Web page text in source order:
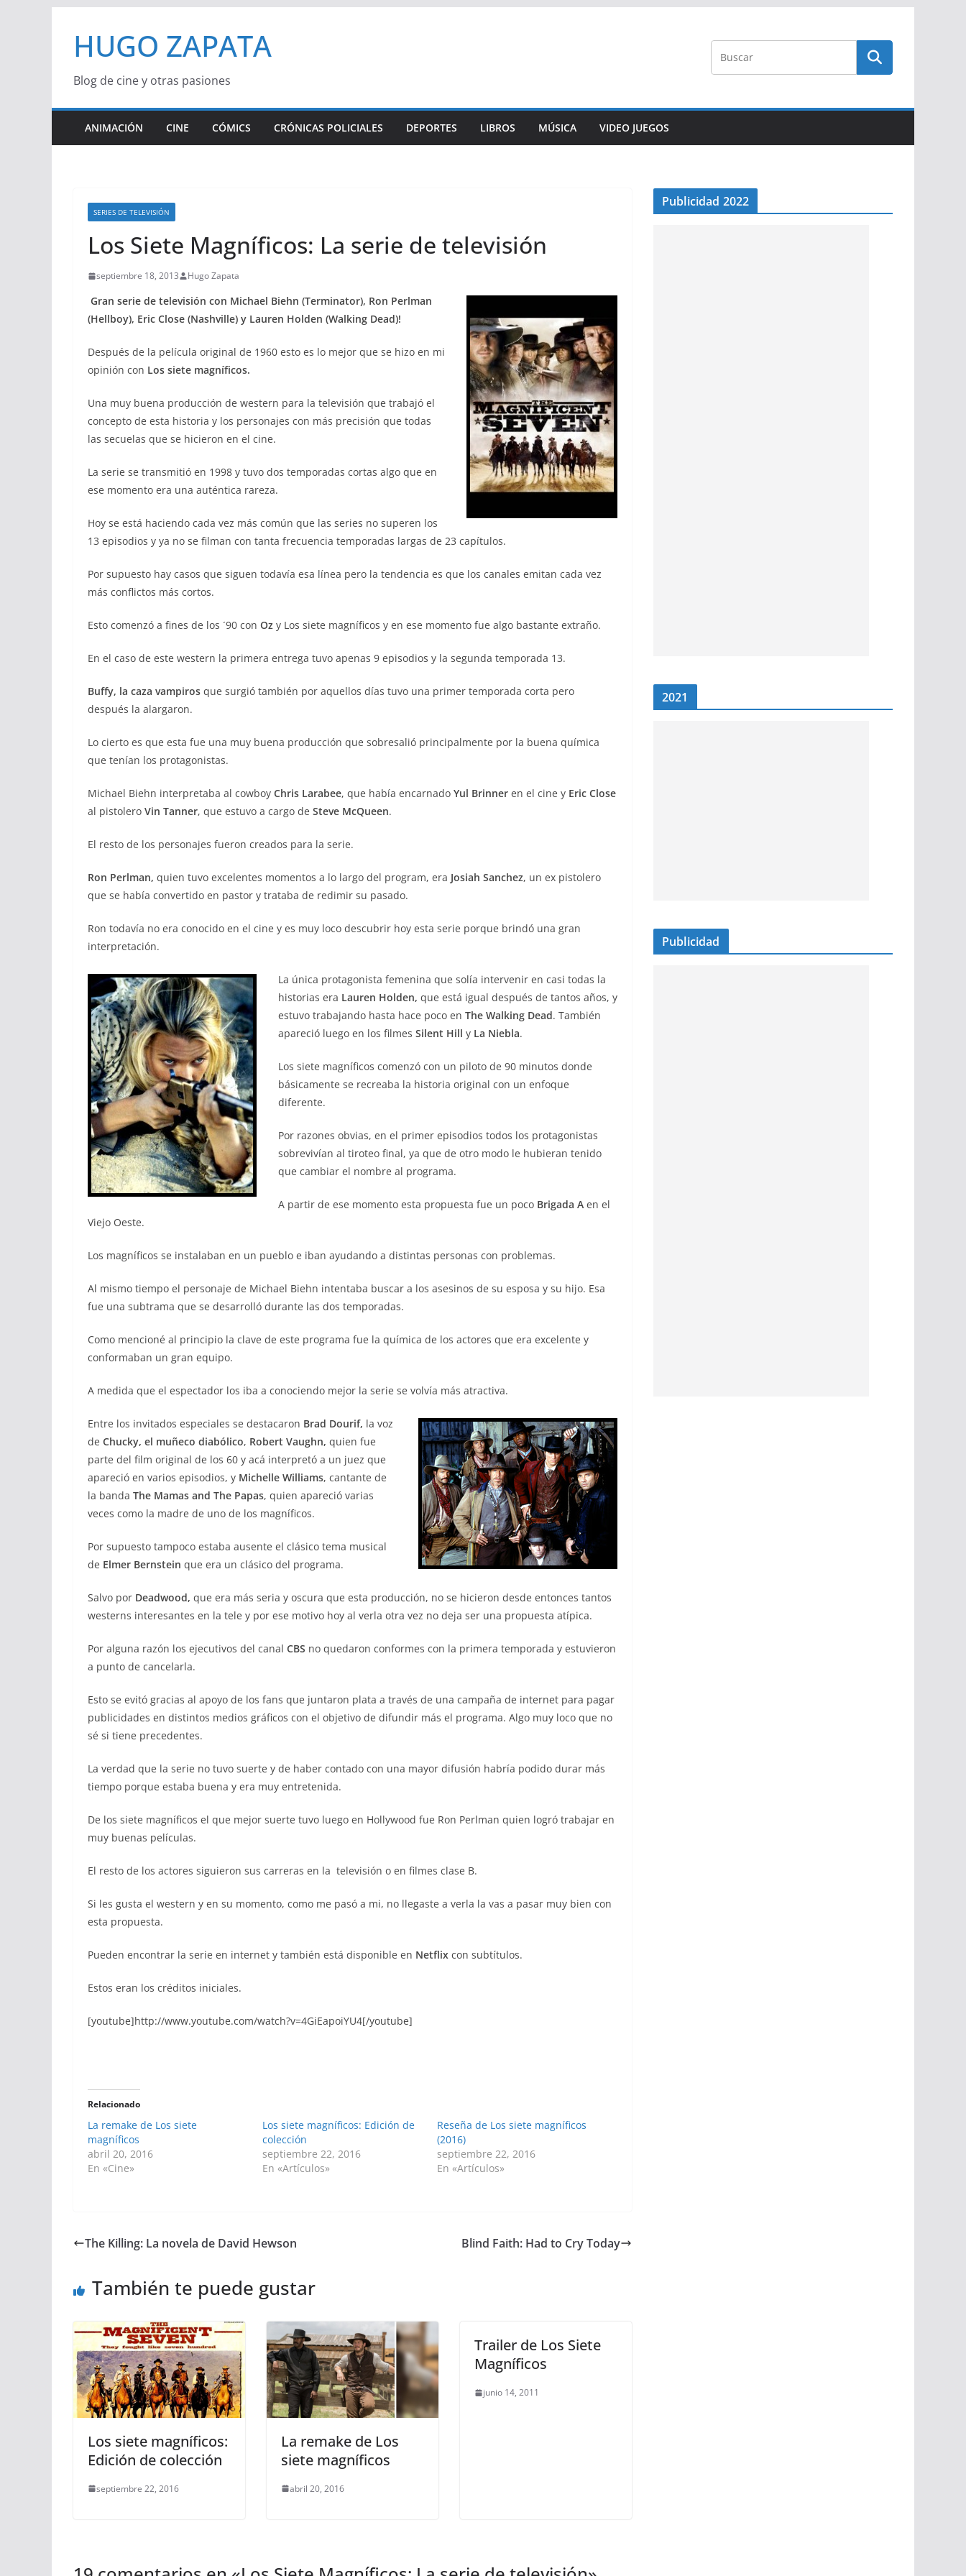
contenido
HUGO ZAPATA
Blog de cine y otras pasiones
ANIMACIÓN CINE CÓMICS CRÓNICAS POLICIALES DEPORTES LIBROS MÚSICA VIDEO JUEGOS
SERIES DE TELEVISIÓN
Los Siete Magníficos: La serie de televisión
septiembre 18, 2013 Hugo Zapata
Gran serie de televisión con Michael Biehn (Terminator), Ron Perlman
(Hellboy), Eric Close (Nashville) y Lauren Holden (Walking Dead)!
Después de la película original de 1960 esto es lo mejor que se hizo en mi
opinión con Los siete magníficos.
Una muy buena producción de western para la televisión que trabajó el
concepto de esta historia y los personajes con más precisión que todas
las secuelas que se hicieron en el cine.
La serie se transmitió en 1998 y tuvo dos temporadas cortas algo que en
ese momento era una auténtica rareza.
Hoy se está haciendo cada vez más común que las series no superen los
13 episodios y ya no se filman con tanta frecuencia temporadas largas de 23 capítulos.
Por supuesto hay casos que siguen todavía esa línea pero la tendencia es que los canales emitan cada vez
más conflictos más cortos.
Esto comenzó a fines de los ´90 con Oz y Los siete magníficos y en ese momento fue algo bastante extraño.
En el caso de este western la primera entrega tuvo apenas 9 episodios y la segunda temporada 13.
Buffy, la caza vampiros que surgió también por aquellos días tuvo una primer temporada corta pero
después la alargaron.
Lo cierto es que esta fue una muy buena producción que sobresalió principalmente por la buena química
que tenían los protagonistas.
Michael Biehn interpretaba al cowboy Chris Larabee, que había encarnado Yul Brinner en el cine y Eric Close
al pistolero Vin Tanner, que estuvo a cargo de Steve McQueen.
El resto de los personajes fueron creados para la serie.
Ron Perlman, quien tuvo excelentes momentos a lo largo del program, era Josiah Sanchez, un ex pistolero
que se había convertido en pastor y trataba de redimir su pasado.
Ron todavía no era conocido en el cine y es muy loco descubrir hoy esta serie porque brindó una gran
interpretación.
La única protagonista femenina que solía intervenir en casi todas la
historias era Lauren Holden, que está igual después de tantos años, y
estuvo trabajando hasta hace poco en The Walking Dead. También
apareció luego en los filmes Silent Hill y La Niebla.
Los siete magníficos comenzó con un piloto de 90 minutos donde
básicamente se recreaba la historia original con un enfoque
diferente.
Por razones obvias, en el primer episodios todos los protagonistas
sobrevivían al tiroteo final, ya que de otro modo le hubieran tenido
que cambiar el nombre al programa.
A partir de ese momento esta propuesta fue un poco Brigada A en el
Viejo Oeste.
Los magníficos se instalaban en un pueblo e iban ayudando a distintas personas con problemas.
Al mismo tiempo el personaje de Michael Biehn intentaba buscar a los asesinos de su esposa y su hijo. Esa
fue una subtrama que se desarrolló durante las dos temporadas.
Como mencioné al principio la clave de este programa fue la química de los actores que era excelente y
conformaban un gran equipo.
A medida que el espectador los iba a conociendo mejor la serie se volvía más atractiva.
Entre los invitados especiales se destacaron Brad Dourif, la voz
de Chucky, el muñeco diabólico, Robert Vaughn, quien fue
parte del film original de los 60 y acá interpretó a un juez que
apareció en varios episodios, y Michelle Williams, cantante de
la banda The Mamas and The Papas, quien apareció varias
veces como la madre de uno de los magníficos.
Por supuesto tampoco estaba ausente el clásico tema musical
de Elmer Bernstein que era un clásico del programa.
Salvo por Deadwood, que era más seria y oscura que esta producción, no se hicieron desde entonces tantos
westerns interesantes en la tele y por ese motivo hoy al verla otra vez no deja ser una propuesta atípica.
Por alguna razón los ejecutivos del canal CBS no quedaron conformes con la primera temporada y estuvieron
a punto de cancelarla.
Esto se evitó gracias al apoyo de los fans que juntaron plata a través de una campaña de internet para pagar
publicidades en distintos medios gráficos con el objetivo de difundir más el programa. Algo muy loco que no
sé si tiene precedentes.
La verdad que la serie no tuvo suerte y de haber contado con una mayor difusión habría podido durar más
tiempo porque estaba buena y era muy entretenida.
De los siete magníficos el que mejor suerte tuvo luego en Hollywood fue Ron Perlman quien logró trabajar en
muy buenas películas.
El resto de los actores siguieron sus carreras en la televisión o en filmes clase B.
Si les gusta el western y en su momento, como me pasó a mi, no llegaste a verla la vas a pasar muy bien con
esta propuesta.
Pueden encontrar la serie en internet y también está disponible en Netflix con subtítulos.
Estos eran los créditos iniciales.
[youtube]http://www.youtube.com/watch?v=4GiEapoiYU4[/youtube]
Relacionado
La remake de Los siete
magníficos
abril 20, 2016
En «Cine»
Los siete magníficos: Edición de
colección
septiembre 22, 2016
En «Artículos»
Reseña de Los siete magníficos
(2016)
septiembre 22, 2016
En «Artículos»
The Killing: La novela de David Hewson Blind Faith: Had to Cry Today
También te puede gustar
Los siete magníficos:
Edición de colección
septiembre 22, 2016
La remake de Los
siete magníficos
abril 20, 2016
Trailer de Los Siete
Magníficos
junio 14, 2011
Publicidad 2022
2021
Publicidad